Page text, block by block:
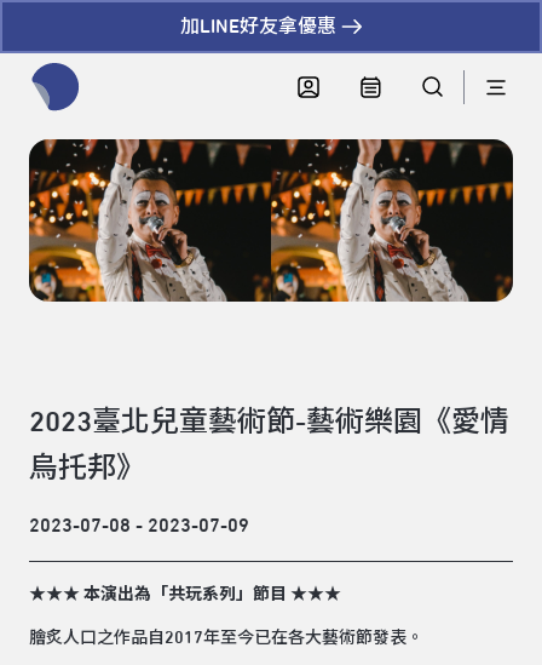
加LINE好友拿優惠
2023臺北兒童藝術節-藝術樂園《愛情
烏托邦》
2023-07-08 - 2023-07-09
★★★ 本演出為「共玩系列」節目 ★★★
膾炙人口之作品自2017年至今已在各大藝術節發表。